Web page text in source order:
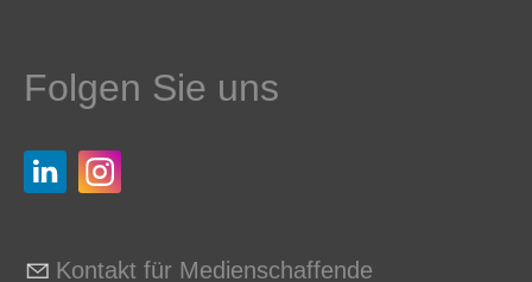
Folgen Sie uns
Kontakt für Medienschaffende